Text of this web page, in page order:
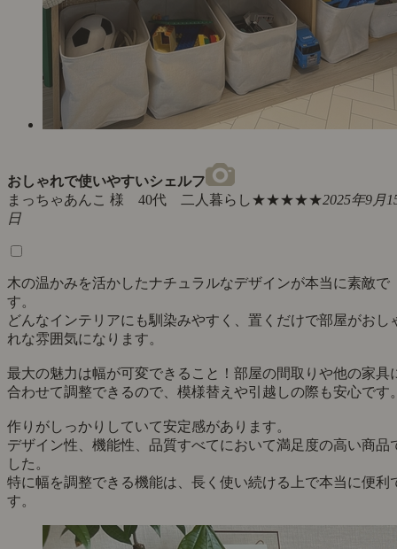
おしゃれで使いやすいシェルフ
まっちゃあんこ 様 40代 二人暮らし★★★★★2025年9月
日
木の温かみを活かしたナチュラルなデザインが本当に素敵で
す。
どんなインテリアにも馴染みやすく、置くだけで部屋がおし
れな雰囲気になります。
最大の魅力は幅が可変できること！部屋の間取りや他の家具
合わせて調整できるので、模様替えや引越しの際も安心です
作りがしっかりしていて安定感があります。
デザイン性、機能性、品質すべてにおいて満足度の高い商品
した。
特に幅を調整できる機能は、長く使い続ける上で本当に便利
す。